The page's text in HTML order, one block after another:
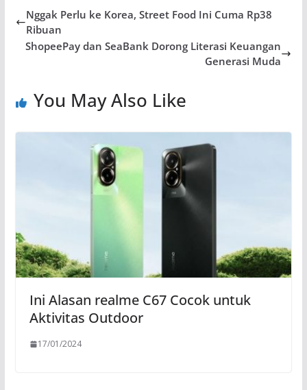
Nggak Perlu ke Korea, Street Food Ini Cuma Rp38
Ribuan
ShopeePay dan SeaBank Dorong Literasi Keuangan
Generasi Muda
You May Also Like
Ini Alasan realme C67 Cocok untuk
Aktivitas Outdoor
17/01/2024